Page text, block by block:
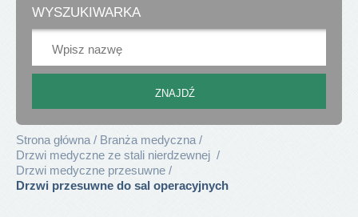
WYSZUKIWARKA
Strona główna
Branża medyczna
Drzwi medyczne ze stali nierdzewnej
Drzwi medyczne przesuwne
Drzwi przesuwne do sal operacyjnych